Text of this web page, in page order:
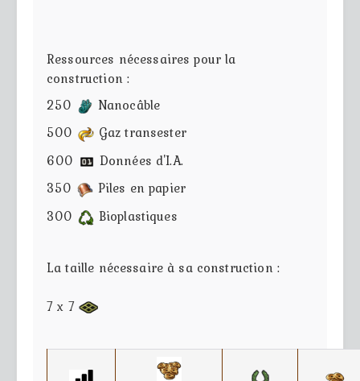
Ressources nécessaires pour la
construction :
250
Nanocâble
500
Gaz transester
600
Données d'I.A.
350
Piles en papier
300
Bioplastiques
La taille nécessaire à sa construction :
7 x 7